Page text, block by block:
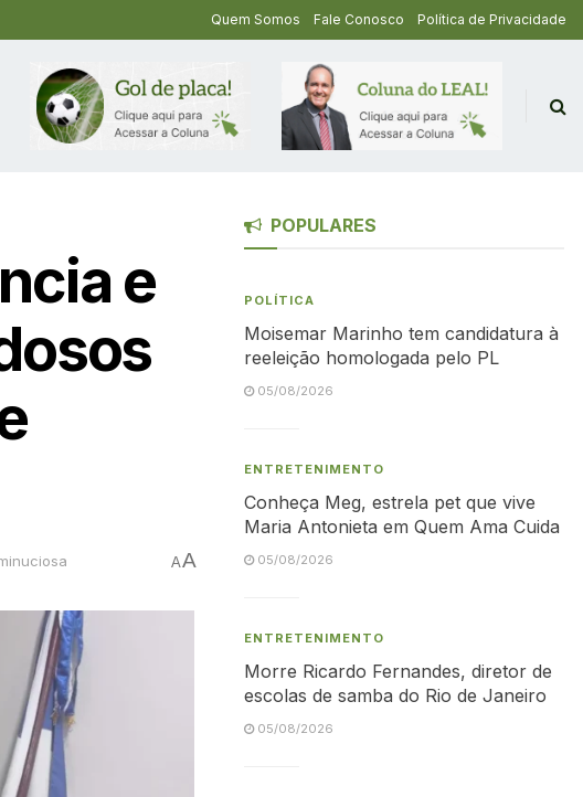
Quem Somos Fale Conosco Política de Privacidade
e
AA
POPULARES
POLÍTICA
Moisemar Marinho tem candidatura à
reeleição homologada pelo PL
05/08/2026
ENTRETENIMENTO
Conheça Meg, estrela pet que vive
Maria Antonieta em Quem Ama Cuida
05/08/2026
ENTRETENIMENTO
Morre Ricardo Fernandes, diretor de
escolas de samba do Rio de Janeiro
05/08/2026